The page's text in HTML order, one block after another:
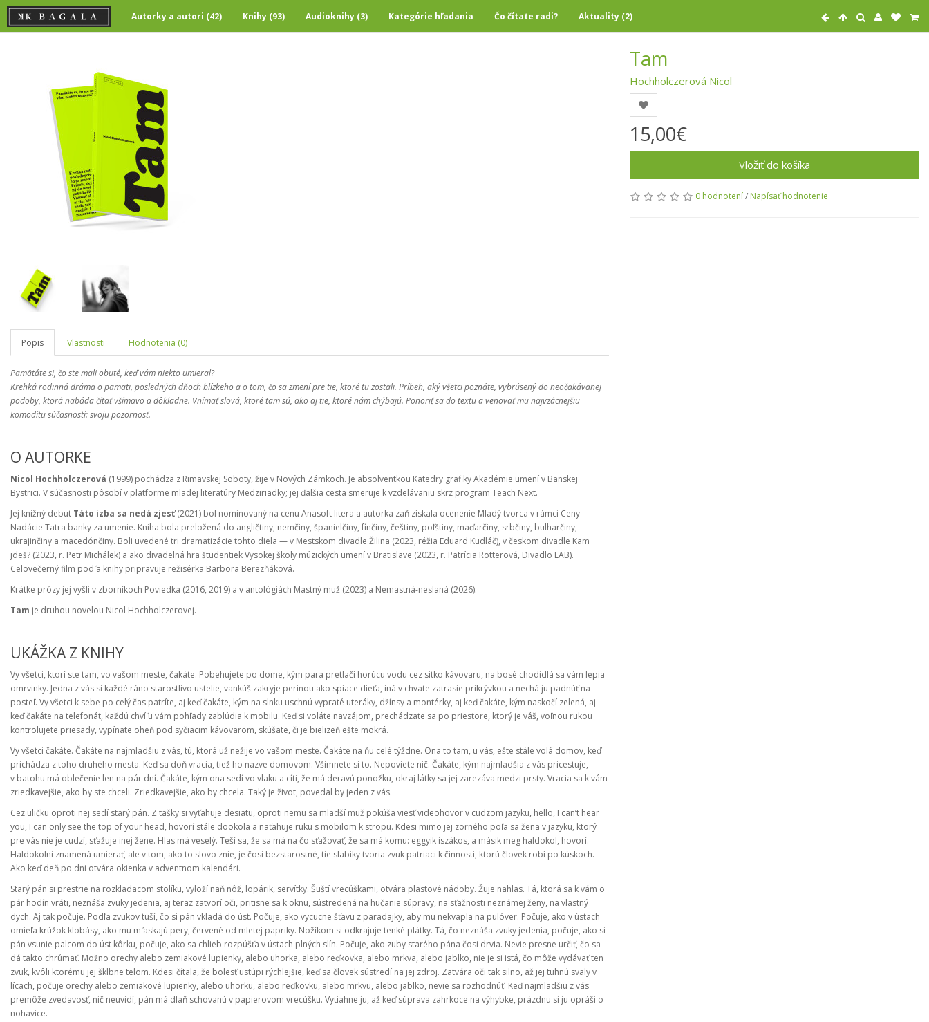
Autorky a autori (42) Knihy (93) Audioknihy (3) Kategórie hľadania Čo čítate radi? Aktuality (2)
Popis Vlastnosti Hodnotenia (0)
Pamätáte si, čo ste mali obuté, keď vám niekto umieral?
Krehká rodinná dráma o pamäti, posledných dňoch blízkeho a o tom, čo sa zmení pre tie, ktoré tu zostali. Príbeh, aký všetci poznáte, vybrúsený do neočakávanej
podoby, ktorá nabáda čítať všímavo a dôkladne. Vnímať slová, ktoré tam sú, ako aj tie, ktoré nám chýbajú. Ponoriť sa do textu a venovať mu najvzácnejšiu
komoditu súčasnosti: svoju pozornosť.
O AUTORKE
Nicol Hochholczerová (1999) pochádza z Rimavskej Soboty, žije v Nových Zámkoch. Je absolventkou Katedry grafiky Akadémie umení v Banskej
Bystrici. V súčasnosti pôsobí v platforme mladej literatúry Medziriadky; jej ďalšia cesta smeruje k vzdelávaniu skrz program Teach Next.
Jej knižný debut Táto izba sa nedá zjesť(2021) bol nominovaný na cenu Anasoft litera a autorka zaň získala ocenenie Mladý tvorca v rámci Ceny
Nadácie Tatra banky za umenie. Kniha bola preložená do angličtiny, nemčiny, španielčiny, fínčiny, češtiny, poľštiny, maďarčiny, srbčiny, bulharčiny,
ukrajinčiny a macedónčiny. Boli uvedené tri dramatizácie tohto diela — v Mestskom divadle Žilina (2023, réžia Eduard Kudláč), v českom divadle Kam
jdeš? (2023, r. Petr Michálek) a ako divadelná hra študentiek Vysokej školy múzických umení v Bratislave (2023, r. Patrícia Rotterová, Divadlo LAB).
Celovečerný film podľa knihy pripravuje režisérka Barbora Berezňáková.
Krátke prózy jej vyšli v zborníkoch Poviedka (2016, 2019) a v antológiách Mastný muž (2023) a Nemastná-neslaná (2026).
Tam je druhou novelou Nicol Hochholczerovej.
UKÁŽKA Z KNIHY
Vy všetci, ktorí ste tam, vo vašom meste, čakáte. Pobehujete po dome, kým para pretlačí horúcu vodu cez sitko kávovaru, na bosé chodidlá sa vám lepia
omrvinky. Jedna z vás si každé ráno starostlivo ustelie, vankúš zakryje perinou ako spiace dieťa, iná v chvate zatrasie prikrývkou a nechá ju padnúť na
posteľ. Vy všetci k sebe po celý čas patríte, aj keď čakáte, kým na slnku uschnú vypraté uteráky, džínsy a montérky, aj keď čakáte, kým naskočí zelená, aj
keď čakáte na telefonát, každú chvíľu vám pohľady zablúdia k mobilu. Keď si voláte navzájom, prechádzate sa po priestore, ktorý je váš, voľnou rukou
kontrolujete priesady, vypínate oheň pod syčiacim kávovarom, skúšate, či je bielizeň ešte mokrá.
Vy všetci čakáte. Čakáte na najmladšiu z vás, tú, ktorá už nežije vo vašom meste. Čakáte na ňu celé týždne. Ona to tam, u vás, ešte stále volá domov, keď
prichádza z toho druhého mesta. Keď sa doň vracia, tiež ho nazve domovom. Všimnete si to. Nepoviete nič. Čakáte, kým najmladšia z vás pricestuje,
v batohu má oblečenie len na pár dní. Čakáte, kým ona sedí vo vlaku a cíti, že má deravú ponožku, okraj látky sa jej zarezáva medzi prsty. Vracia sa k vám
zriedkavejšie, ako by ste chceli. Zriedkavejšie, ako by chcela. Taký je život, povedal by jeden z vás.
Cez uličku oproti nej sedí starý pán. Z tašky si vyťahuje desiatu, oproti nemu sa mladší muž pokúša viesť videohovor v cudzom jazyku, hello, I can’t hear
you, I can only see the top of your head, hovorí stále dookola a naťahuje ruku s mobilom k stropu. Kdesi mimo jej zorného poľa sa žena v jazyku, ktorý
pre vás nie je cudzí, sťažuje inej žene. Hlas má veselý. Teší sa, že sa má na čo sťažovať, že sa má komu: eggyik iszákos, a másik meg haldokol, hovorí.
Haldokolni znamená umierať, ale v tom, ako to slovo znie, je čosi bezstarostné, tie slabiky tvoria zvuk patriaci k činnosti, ktorú človek robí po kúskoch.
Ako keď deň po dni otvára okienka v adventnom kalendári.
Starý pán si prestrie na rozkladacom stolíku, vyloží naň nôž, lopárik, servítky. Šuští vrecúškami, otvára plastové nádoby. Žuje nahlas. Tá, ktorá sa k vám o
pár hodín vráti, neznáša zvuky jedenia, aj teraz zatvorí oči, pritisne sa k oknu, sústredená na hučanie súpravy, na sťažnosti neznámej ženy, na vlastný
dych. Aj tak počuje. Podľa zvukov tuší, čo si pán vkladá do úst. Počuje, ako vycucne šťavu z paradajky, aby mu nekvapla na pulóver. Počuje, ako v ústach
omieľa krúžok klobásy, ako mu mľaskajú pery, červené od mletej papriky. Nožíkom si odkrajuje tenké plátky. Tá, čo neznáša zvuky jedenia, počuje, ako si
pán vsunie palcom do úst kôrku, počuje, ako sa chlieb rozpúšťa v ústach plných slín. Počuje, ako zuby starého pána čosi drvia. Nevie presne určiť, čo sa
dá takto chrúmať. Možno orechy alebo zemiakové lupienky, alebo uhorka, alebo reďkovka, alebo mrkva, alebo jablko, nie je si istá, čo môže vydávať ten
zvuk, kvôli ktorému jej šklbne telom. Kdesi čítala, že bolesť ustúpi rýchlejšie, keď sa človek sústredí na jej zdroj. Zatvára oči tak silno, až jej tuhnú svaly v
lícach, počuje orechy alebo zemiakové lupienky, alebo uhorku, alebo reďkovku, alebo mrkvu, alebo jablko, nevie sa rozhodnúť. Keď najmladšiu z vás
premôže zvedavosť, nič neuvidí, pán má dlaň schovanú v papierovom vrecúšku. Vytiahne ju, až keď súprava zahrkoce na výhybke, prázdnu si ju opráši o
nohavice.
Tam
Hochholczerová Nicol
15,00€
Vložiť do košíka
0 hodnotení/ Napísať hodnotenie